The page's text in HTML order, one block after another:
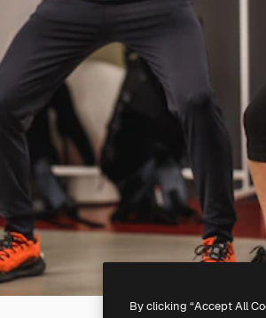
By clicking “Accept All